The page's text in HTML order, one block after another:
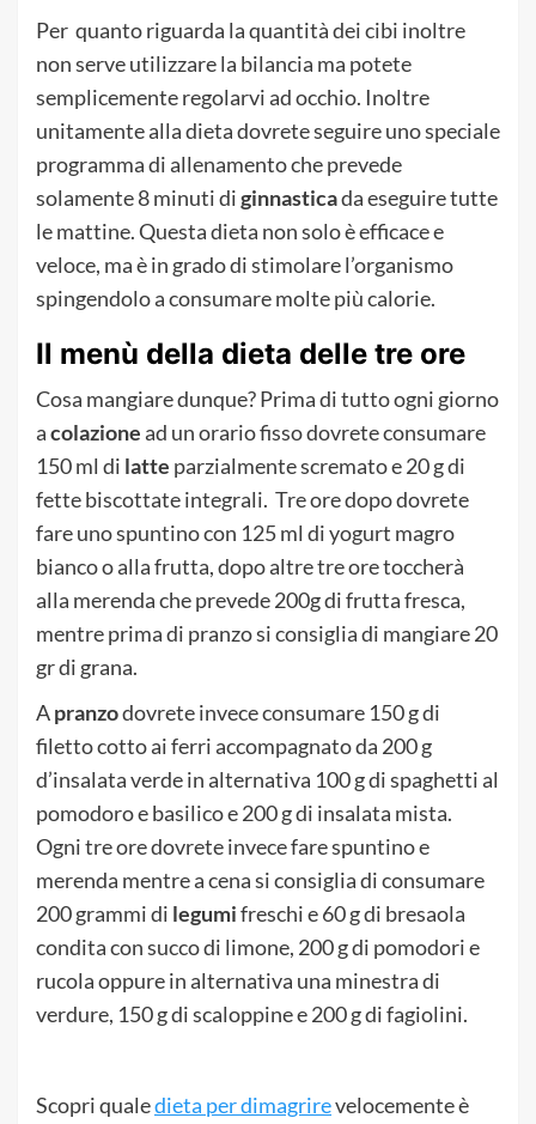
Per quanto riguarda la quantità dei cibi inoltre
non serve utilizzare la bilancia ma potete
semplicemente regolarvi ad occhio. Inoltre
unitamente alla dieta dovrete seguire uno speciale
programma di allenamento che prevede
solamente 8 minuti diginnasticada eseguire tutte
le mattine. Questa dieta non solo è efficace e
veloce, ma è in grado di stimolare l’organismo
spingendolo a consumare molte più calorie.
Il menù della dieta delle tre ore
Cosa mangiare dunque? Prima di tutto ogni giorno
acolazionead un orario fisso dovrete consumare
150 ml di latte parzialmente scremato e 20 g di
fette biscottate integrali. Tre ore dopo dovrete
fare uno spuntino con 125 ml di yogurt magro
bianco o alla frutta, dopo altre tre ore toccherà
alla merenda che prevede 200g di frutta fresca,
mentre prima di pranzo si consiglia di mangiare 20
gr di grana.
Apranzodovrete invece consumare 150 g di
filetto cotto ai ferri accompagnato da 200 g
d’insalata verde in alternativa 100 g di spaghetti al
pomodoro e basilico e 200 g di insalata mista.
Ogni tre ore dovrete invece fare spuntino e
merenda mentre a cena si consiglia di consumare
200 grammi di legumifreschi e 60 g di bresaola
condita con succo di limone, 200 g di pomodori e
rucola oppure in alternativa una minestra di
verdure, 150 g di scaloppine e 200 g di fagiolini.
Scopri qualedieta per dimagrirevelocemente è